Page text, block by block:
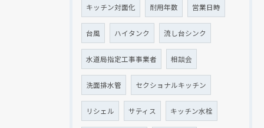
キッチン対面化 耐用年数 営業日時
台風 ハイタンク 流し台シンク
水道局指定工事事業者 相談会
洗面排水管 セクショナルキッチン
リシェル サティス キッチン水栓